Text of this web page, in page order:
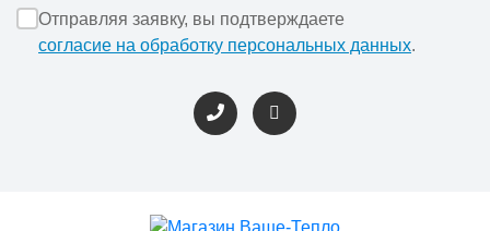
Отправляя заявку, вы подтверждаете
согласие на обработку персональных данных.